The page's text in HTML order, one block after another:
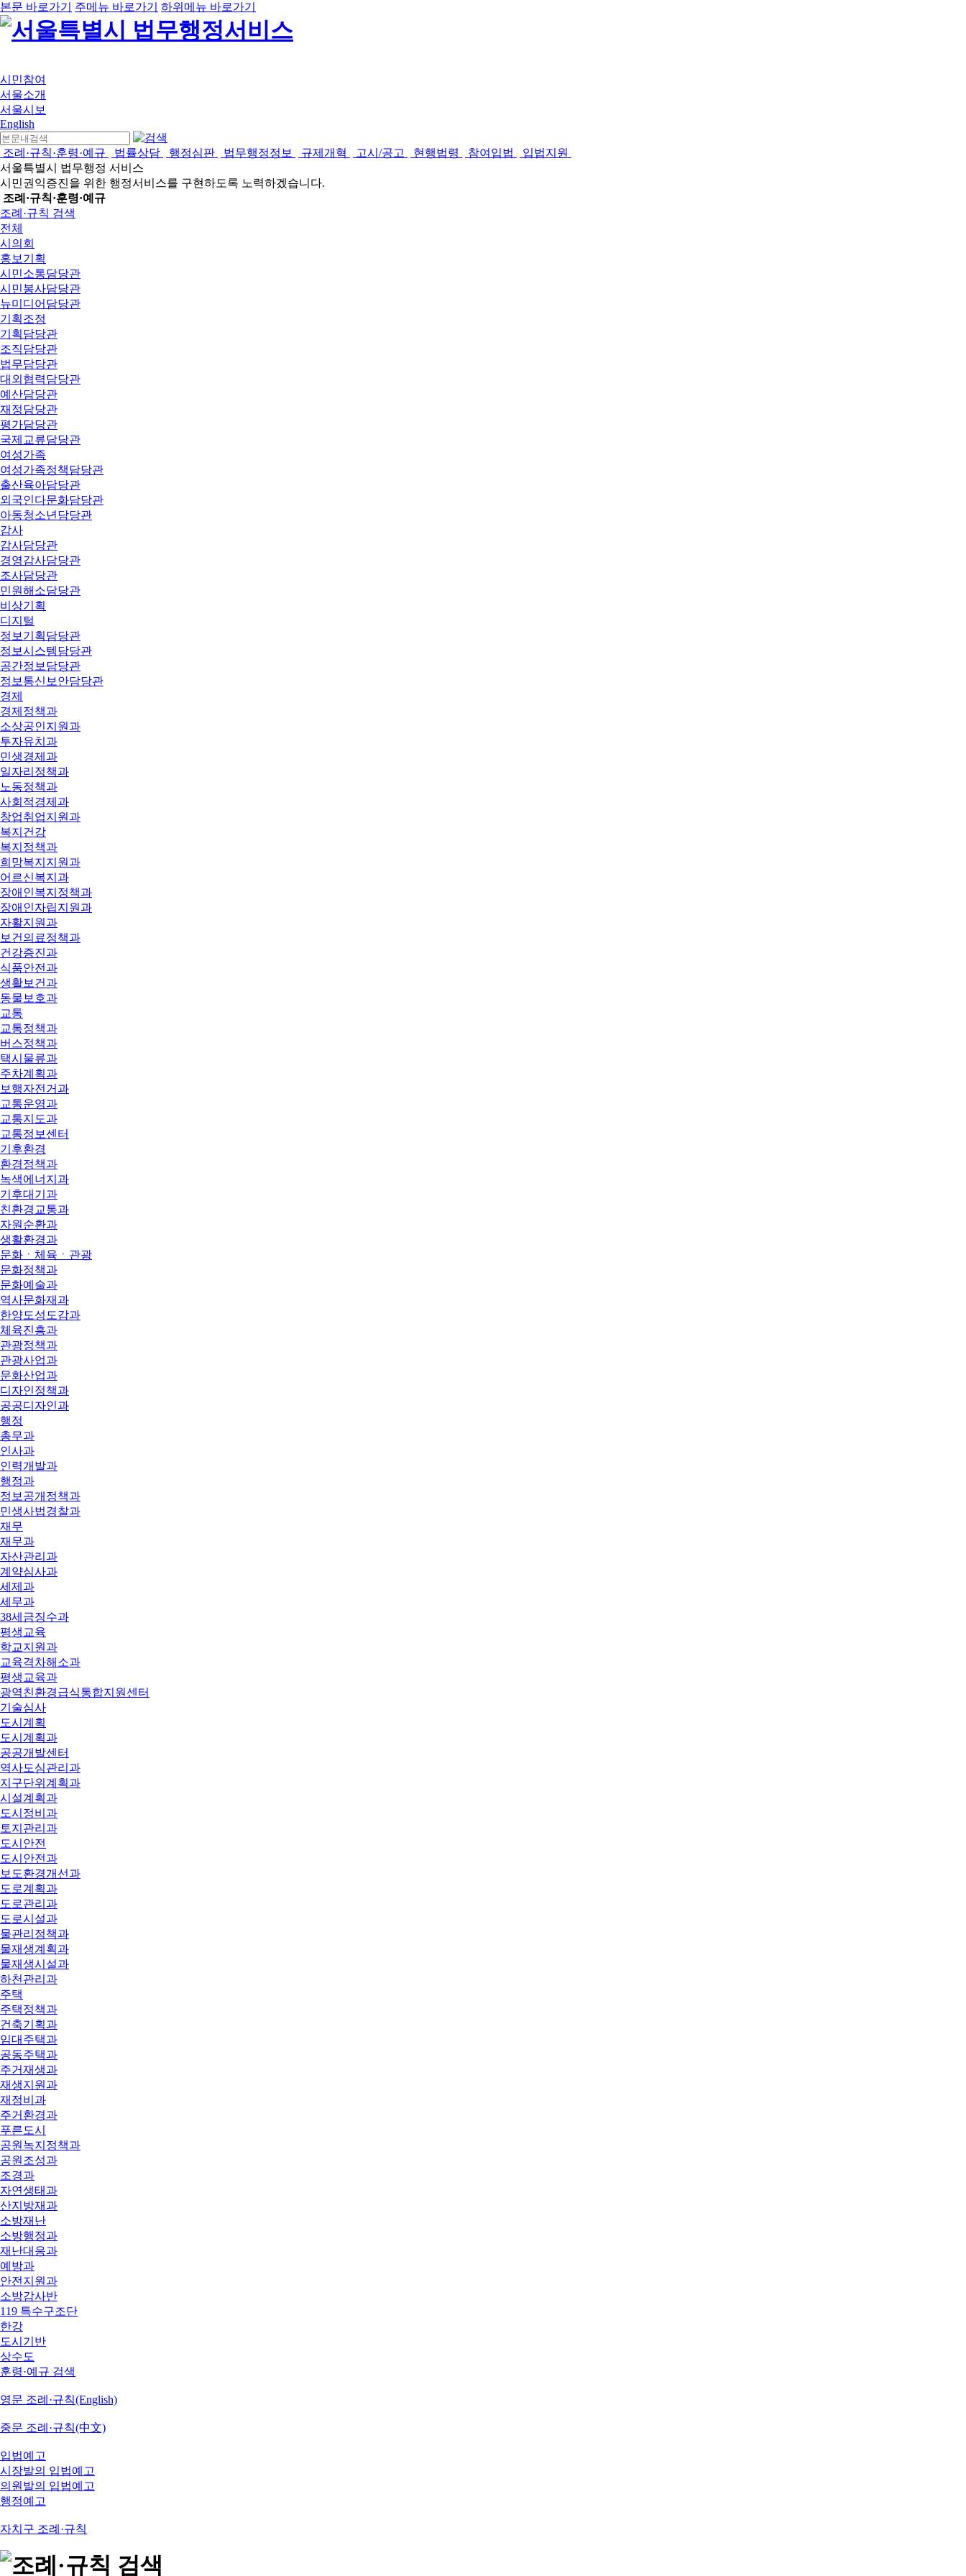
본문 바로가기 주메뉴 바로가기 하위메뉴 바로가기
시민참여
서울소개
서울시보
English
조례·규칙·훈령·예규 법률상담 행정심판 법무행정정보 규제개혁 고시/공고 현행법령 참여입법
입법지원
서울특별시 법무행정 서비스
시민권익증진을 위한 행정서비스를 구현하도록 노력하겠습니다.
조례·규칙·훈령·예규
조례·규칙 검색
전체
시의회
홍보기획
시민소통담당관
시민봉사담당관
뉴미디어담당관
기획조정
기획담당관
조직담당관
법무담당관
대외협력담당관
예산담당관
재정담당관
평가담당관
국제교류담당관
여성가족
여성가족정책담당관
출산육아담당관
외국인다문화담당관
아동청소년담당관
감사
감사담당관
경영감사담당관
조사담당관
민원해소담당관
비상기획
디지털
정보기획담당관
정보시스템담당관
공간정보담당관
정보통신보안담당관
경제
경제정책과
소상공인지원과
투자유치과
민생경제과
일자리정책과
노동정책과
사회적경제과
창업취업지원과
복지건강
복지정책과
희망복지지원과
어르신복지과
장애인복지정책과
장애인자립지원과
자활지원과
보건의료정책과
건강증진과
식품안전과
생활보건과
동물보호과
교통
교통정책과
버스정책과
택시물류과
주차계획과
보행자전거과
교통운영과
교통지도과
교통정보센터
기후환경
환경정책과
녹색에너지과
기후대기과
친환경교통과
자원순환과
생활환경과
문화ㆍ체육ㆍ관광
문화정책과
문화예술과
역사문화재과
한양도성도감과
체육진흥과
관광정책과
관광사업과
문화산업과
디자인정책과
공공디자인과
행정
총무과
인사과
인력개발과
행정과
정보공개정책과
민생사법경찰과
재무
재무과
자산관리과
계약심사과
세제과
세무과
38세금징수과
평생교육
학교지원과
교육격차해소과
평생교육과
광역친환경급식통합지원센터
기술심사
도시계획
도시계획과
공공개발센터
역사도심관리과
지구단위계획과
시설계획과
도시정비과
토지관리과
도시안전
도시안전과
보도환경개선과
도로계획과
도로관리과
도로시설과
물관리정책과
물재생계획과
물재생시설과
하천관리과
주택
주택정책과
건축기획과
임대주택과
공동주택과
주거재생과
재생지원과
재정비과
주거환경과
푸른도시
공원녹지정책과
공원조성과
조경과
자연생태과
산지방재과
소방재난
소방행정과
재난대응과
예방과
안전지원과
소방감사반
119 특수구조단
한강
도시기반
상수도
훈령·예규 검색
영문 조례·규칙(English)
중문 조례·규칙(中文)
입법예고
시장발의 입법예고
의원발의 입법예고
행정예고
자치구 조례·규칙